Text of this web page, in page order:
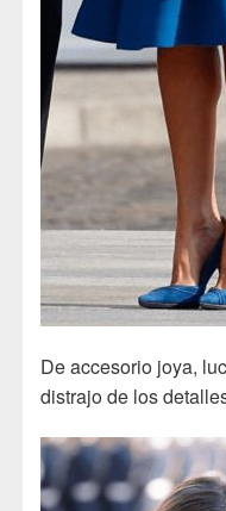
De accesorio joya,
distrajo de los